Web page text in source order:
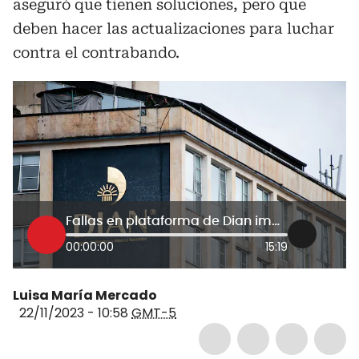
aseguró que tienen soluciones, pero que
deben hacer las actualizaciones para luchar
contra el contrabando.
Fallas en plataforma de Dian impactan bolsillo del consumidor: Fedecolmex
00:00:00 15:19
Luisa María Mercado
22/11/2023 - 10:58 GMT-5